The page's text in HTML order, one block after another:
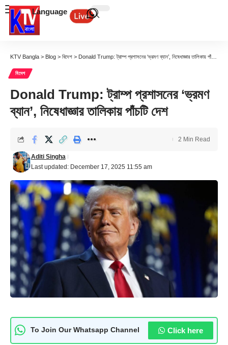
Language
KTV Bangla > Blog > বিদেশ > Donald Trump: ট্রাম্প প্রশাসনের ‘ভ্রমণ ব্যান’, নিষেধাজ্ঞার তালিকায় পাঁচটি দেশ
বিদেশ
Donald Trump: ট্রাম্প প্রশাসনের ‘ভ্রমণ
ব্যান’, নিষেধাজ্ঞার তালিকায় পাঁচটি দেশ
Last updated: December 17, 2025 11:55 am
Aditi Singha
2 Min Read
To Join Our Whatsapp Channel Click here